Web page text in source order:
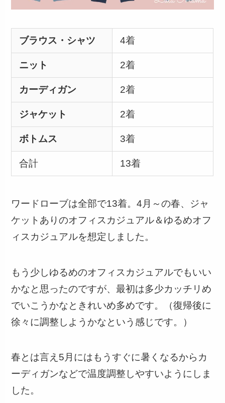
ブラウス・シャツ 4着
ニット 2着
カーディガン 2着
ジャケット 2着
ボトムス 3着
合計 13着
ワードローブは全部で13着。4月～の春、ジャ
ケットありのオフィスカジュアル＆ゆるめオフ
ィスカジュアルを想定しました。
もう少しゆるめのオフィスカジュアルでもいい
かなと思ったのですが、最初は多少カッチリめ
でいこうかなときれいめ多めです。（復帰後に
徐々に調整しようかなという感じです。）
春とは言え5月にはもうすぐに暑くなるからカ
ーディガンなどで温度調整しやすいようにしま
した。